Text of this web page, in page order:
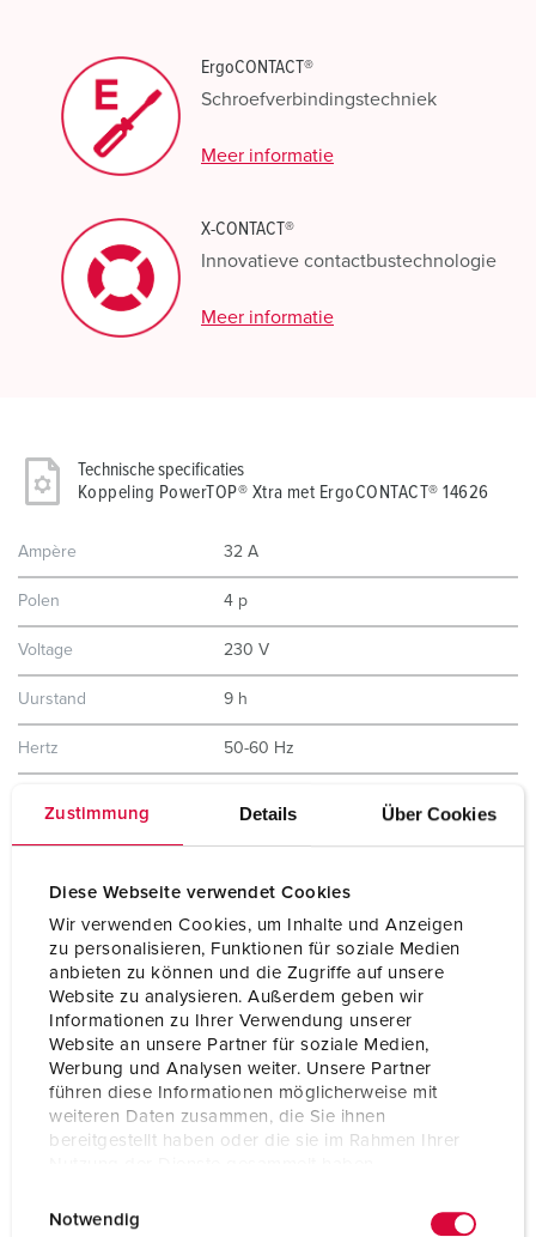
Zustimmung Details Über Cookies
Diese Webseite verwendet Cookies
Wir verwenden Cookies, um Inhalte und Anzeigen
zu personalisieren, Funktionen für soziale Medien
anbieten zu können und die Zugriffe auf unsere
Website zu analysieren. Außerdem geben wir
Informationen zu Ihrer Verwendung unserer
Website an unsere Partner für soziale Medien,
Werbung und Analysen weiter. Unsere Partner
führen diese Informationen möglicherweise mit
weiteren Daten zusammen, die Sie ihnen
bereitgestellt haben oder die sie im Rahmen Ihrer
Notwendig
ErgoCONTACT®
Schroefverbindingstechniek
Meer informatie
X-CONTACT®
Innovatieve contactbustechnologie
Meer informatie
Technische specificaties
Koppeling PowerTOP® Xtra met ErgoCONTACT® 14626
Ampère 32 A
Polen 4 p
Voltage 230 V
Uurstand 9 h
Hertz 50-60 Hz
Contacten
standaard
Beschermingsgraad IP67 / IP69
Gewicht 460 g
Certificeringen
VDE
CQC